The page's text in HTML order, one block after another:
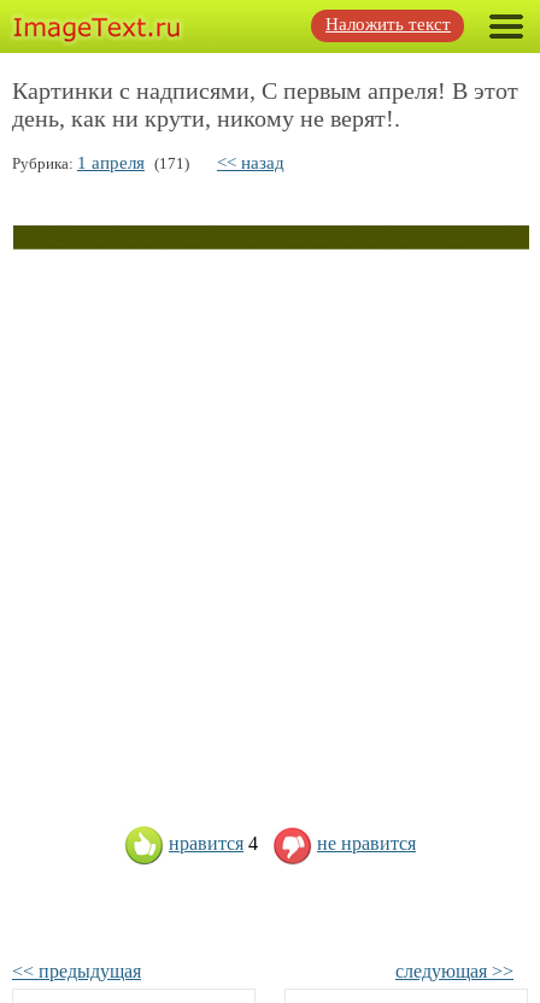
Наложить текст
Картинки с надписями, С первым апреля! В этот
день, как ни крути, никому не верят!.
Рубрика: 1 апреля (171) << назад
нравится 4 не нравится
<< предыдущая следующая >>